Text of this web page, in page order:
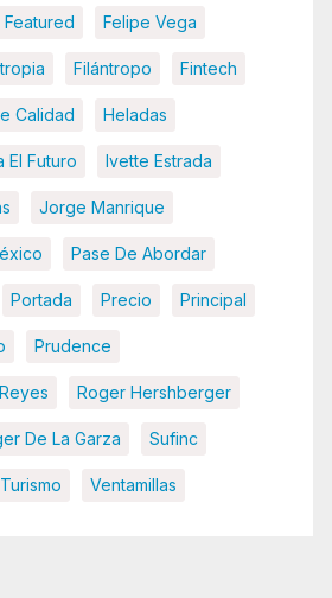
Featured Felipe Vega
Filántropo Fintech
Calidad Heladas
El Futuro Ivette Estrada
Jorge Manrique
Pase De Abordar
Portada Precio Principal
Prudence
Roger Hershberger
De La Garza Sufinc
Turismo Ventamillas